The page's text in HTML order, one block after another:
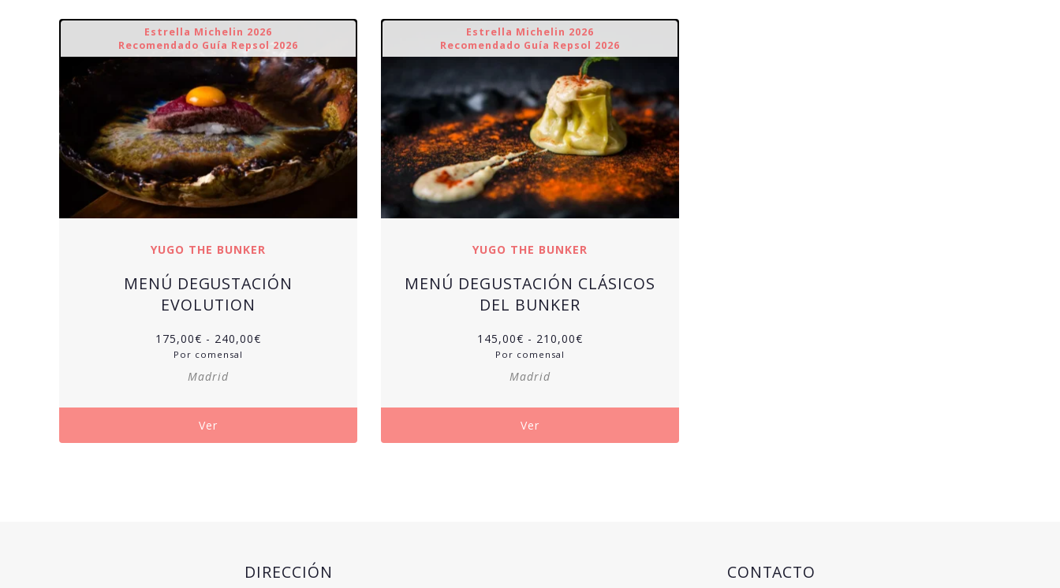
Estrella Michelin 2026
Recomendado Guía Repsol 2026
YUGO THE BUNKER
MENÚ DEGUSTACIÓN
EVOLUTION
175,00€ - 240,00€Rango
hasta
Por comensal
Madrid
Ver
Estrella Michelin 2026
Recomendado Guía Repsol 2026
YUGO THE BUNKER
MENÚ DEGUSTACIÓN CLÁSICOS
DEL BUNKER
145,00€ - 210,00€Rango
hasta
Por comensal
Madrid
Ver
DIRECCIÓN CONTACTO